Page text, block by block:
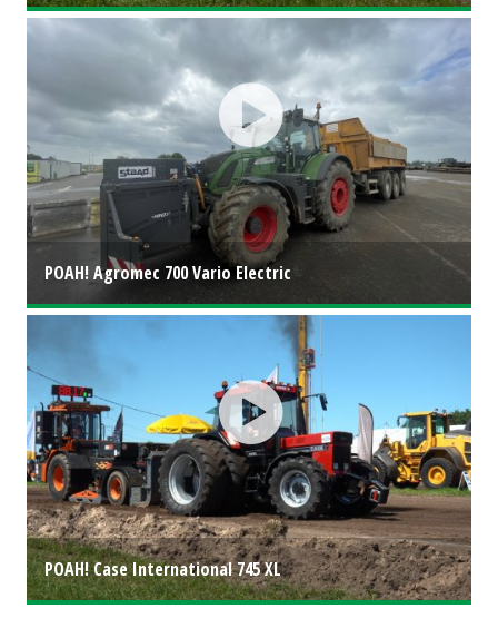
POAH! Agromec 700 Vario Electric
POAH! Case International 745 XL